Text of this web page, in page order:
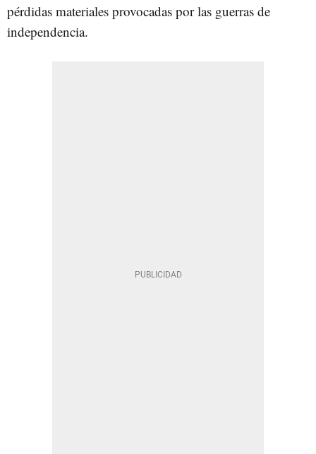
pérdidas materiales provocadas por las guerras de
independencia.